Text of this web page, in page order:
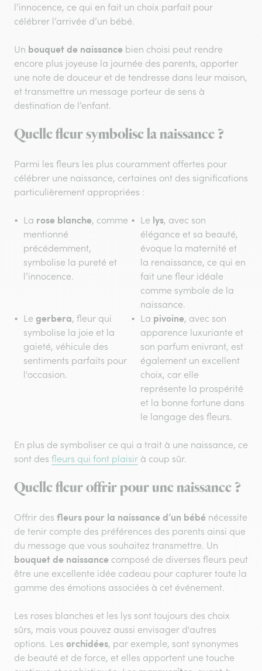
l’innocence, ce qui en fait un choix parfait pour
célébrer l’arrivée d’un bébé.
Un bouquet de naissance bien choisi peut rendre
encore plus joyeuse la journée des parents, apporter
une note de douceur et de tendresse dans leur maison,
et transmettre un message porteur de sens à
destination de l’enfant.
Quelle fleur symbolise la naissance ?
Parmi les fleurs les plus couramment offertes pour
célébrer une naissance, certaines ont des significations
particulièrement appropriées :
La rose blanche, comme
mentionné
précédemment,
symbolise la pureté et
l’innocence.
Le lys, avec son
élégance et sa beauté,
évoque la maternité et
la renaissance, ce qui en
fait une fleur idéale
comme symbole de la
naissance.
Le gerbera, fleur qui
symbolise la joie et la
gaieté, véhicule des
sentiments parfaits pour
l'occasion.
La pivoine, avec son
apparence luxuriante et
son parfum enivrant, est
également un excellent
choix, car elle
représente la prospérité
et la bonne fortune dans
le langage des fleurs.
En plus de symboliser ce qui a trait à une naissance, ce
sont des fleurs qui font plaisir à coup sûr.
Quelle fleur offrir pour une naissance ?
Offrir des fleurs pour la naissance d’un bébé nécessite
de tenir compte des préférences des parents ainsi que
du message que vous souhaitez transmettre. Un
bouquet de naissance composé de diverses fleurs peut
être une excellente idée cadeau pour capturer toute la
gamme des émotions associées à cet événement.
Les roses blanches et les lys sont toujours des choix
sûrs, mais vous pouvez aussi envisager d'autres
options. Les orchidées, par exemple, sont synonymes
de beauté et de force, et elles apportent une touche